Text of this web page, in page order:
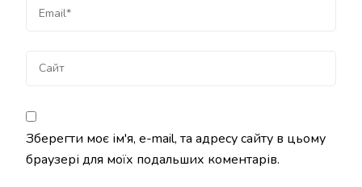
Зберегти моє ім'я, e-mail, та адресу сайту в цьому
браузері для моїх подальших коментарів.